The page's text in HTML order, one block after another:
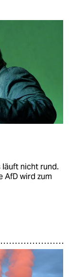
läuft nicht rund.
AfD wird zum